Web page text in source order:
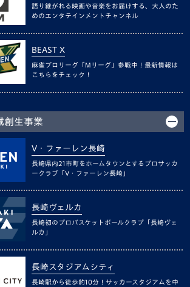
語り継がれる映画や音楽をお届けする、大人のた
めのエンタテインメントチャンネル
BEAST X
麻雀プロリーグ「Mリーグ」参戦中！最新情報は
こちらをチェック！
創生事業
V・ファーレン長崎
長崎県内21市町をホームタウンとするプロサッカ
ークラブ「V・ファーレン長崎」
長崎ヴェルカ
長崎初のプロバスケットボールクラブ「長崎ヴェ
ルカ」
長崎スタジアムシティ
長崎駅から徒歩約10分！サッカースタジアムを中